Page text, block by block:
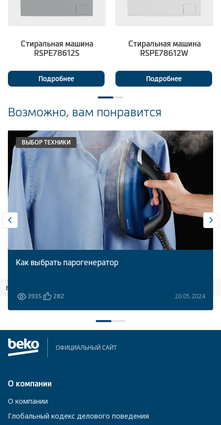
Стиральная машина
RSPE78612S
Подробнее
Стиральная машина
RSPE78612W
Подробнее
Возможно, вам понравится
все статьи
ВЫБОР ТЕХНИКИ
Как выбрать парогенератор
3935 282 20.05.2024
ОФИЦИАЛЬНЫЙ САЙТ
О компании
О компании
Глобальный кодекс делового поведения